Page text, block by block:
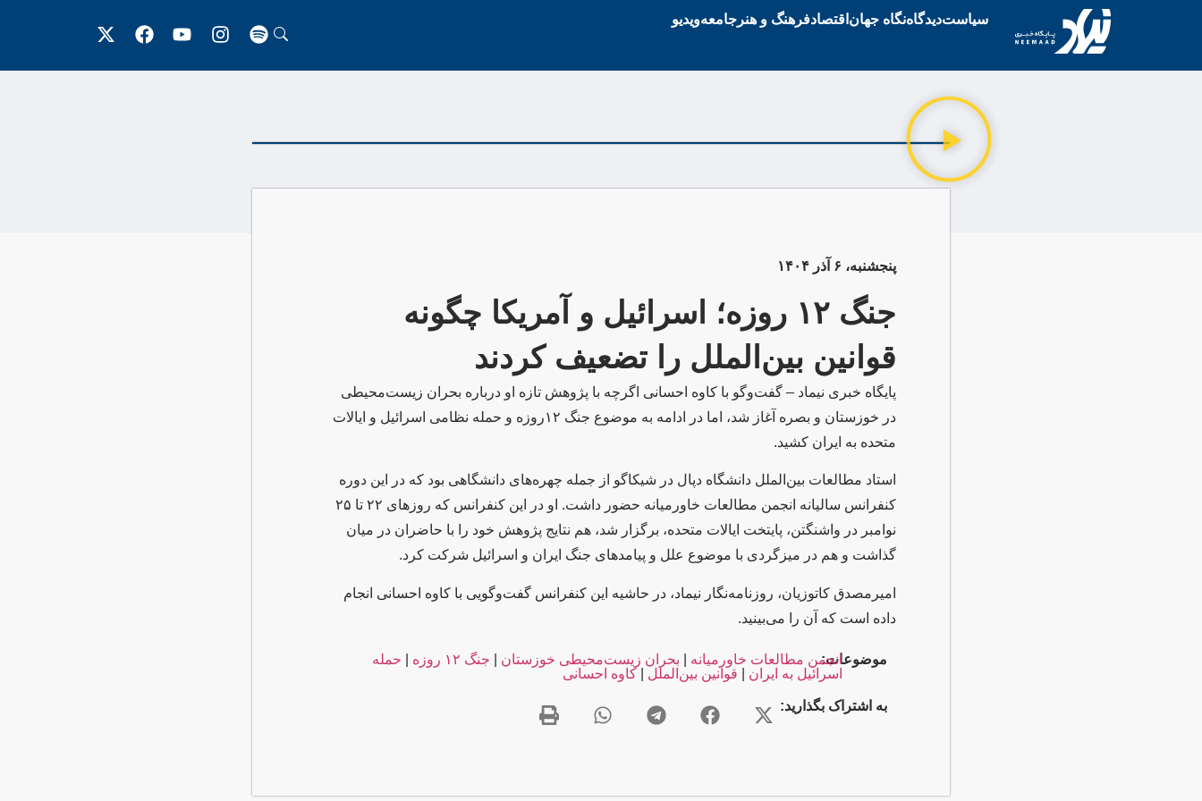
سیاستدیدگاهنگاه جهان اقتصادفرهنگ و هنر جامعهویدیو
پنجشنبه، ۶ آذر ۱۴۰۴
جنگ ۱۲ روزه؛ اسرائیل و آمریکا چگونه
قوانین بین‌الملل را تضعیف کردند
پایگاه خبری نیماد – گفت‌وگو با کاوه احسانی اگرچه با پژوهش تازه او درباره بحران زیست‌محیطی
در خوزستان و بصره آغاز شد، اما در ادامه به موضوع جنگ ۱۲روزه و حمله نظامی اسرائیل و ایالات
متحده به ایران کشید.
استاد مطالعات بین‌الملل دانشگاه دپال در شیکاگو از جمله چهره‌های دانشگاهی بود که در این دوره
کنفرانس سالیانه انجمن مطالعات خاورمیانه حضور داشت. او در این کنفرانس که روزهای ۲۲ تا ۲۵
نوامبر در واشنگتن، پایتخت ایالات متحده، برگزار شد، هم نتایج پژوهش خود را با حاضران در میان
گذاشت و هم در میزگردی با موضوع علل و پیامدهای جنگ ایران و اسرائیل شرکت کرد.
امیرمصدق کاتوزیان، روزنامه‌نگار نیماد، در حاشیه این کنفرانس گفت‌وگویی با کاوه احسانی انجام
داده است که آن را می‌بینید.
موضوعات:انجمن مطالعات خاورمیانه بحران زیست‌محیطی خوزستان جنگ ۱۲ روزه
حمله
اسرائیل به ایران
قوانین بین‌الملل کاوه احسانی
به اشتراک بگذارید: